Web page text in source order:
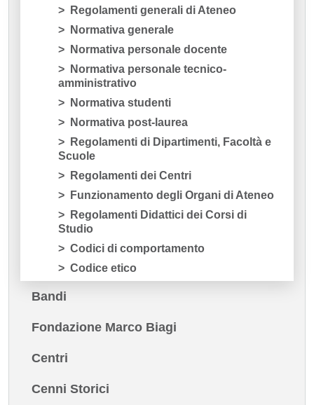
Regolamenti generali di Ateneo
Normativa generale
Normativa personale docente
Normativa personale tecnico-
amministrativo
Normativa studenti
Normativa post-laurea
Regolamenti di Dipartimenti, Facoltà e
Scuole
Regolamenti dei Centri
Funzionamento degli Organi di Ateneo
Regolamenti Didattici dei Corsi di
Studio
Codici di comportamento
Codice etico
Bandi
Fondazione Marco Biagi
Centri
Cenni Storici